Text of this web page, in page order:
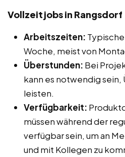
Vollzeitjobs in Rangsdorf
Arbeitszeiten:
Woche, meist von
Überstunden: Bei
kann es notwendig sein,
leisten.
Verfügbarkeit:
müssen während der
verfügbar sein, um an
und mit Kollegen zu